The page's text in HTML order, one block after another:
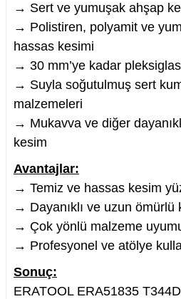
→ Sert ve yumuşak ahşap
→ Polistiren, polyamit ve
hassas kesimi
→ 30 mm’ye kadar
→ Suyla soğutulmuş sert
malzemeleri
→ Mukavva ve diğer
kesim
Avantajlar:
→ Temiz ve hassas kesim
→ Dayanıklı ve uzun ömürlü
→ Çok yönlü malzeme
→ Profesyonel ve atölye
Sonuç:
ERATOOL ERA51835